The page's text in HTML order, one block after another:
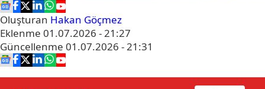
Oluşturan Hakan Göçmez
Eklenme 01.07.2026 - 21:27
Güncellenme 01.07.2026 - 21:31